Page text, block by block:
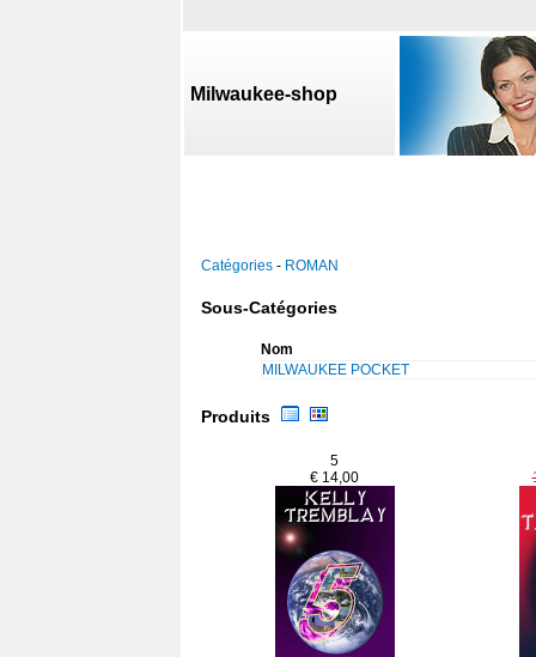
Milwaukee-shop
Catégories- ROMAN
Sous-Catégories
Nom
MILWAUKEE POCKET
Produits
5
€ 14,00